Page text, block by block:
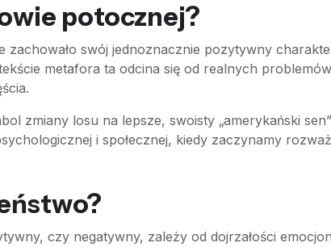
potocznej?
swój jednoznacznie pozytywny
metafora ta odcina się od realnych
zmiany losu na lepsze, swoisty „amerykański
i społecznej, kiedy zaczynamy
czy negatywny, zależy od dojrzałości